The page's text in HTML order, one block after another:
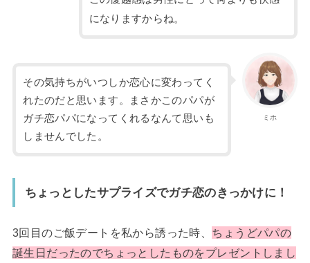
になりますからね。
ミホ
その気持ちがいつしか恋心に変わってく
れたのだと思います。まさかこのパパが
ガチ恋パパになってくれるなんて思いも
しませんでした。
ちょっとしたサプライズでガチ恋のきっかけに！
3回目のご飯デートを私から誘った時、 ちょうどパパの
誕生日だったのでちょっとしたものをプレゼントしまし